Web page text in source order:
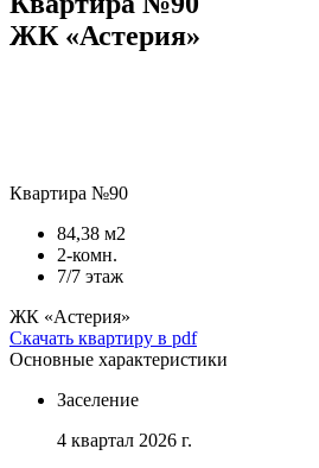
ЖК «Астерия»
Квартира №90
84,38 м2
2-комн.
7/7 этаж
ЖК «Астерия»
Скачать квартиру в pdf
Основные характеристики
Заселение
4 квартал 2026 г.